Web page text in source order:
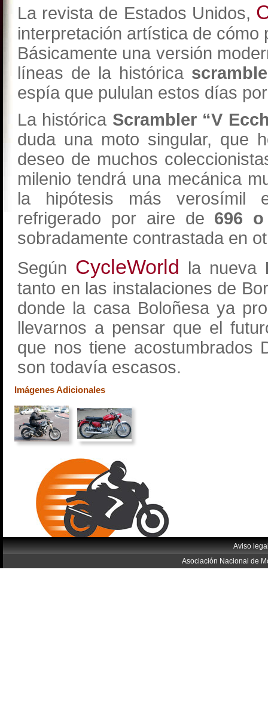
La revista de Estados Unidos,
interpretación artística de
Básicamente una versión
líneas de la histórica
espía que pululan estos días
La histórica Scrambler “V
duda una moto singular, que
deseo de muchos
milenio tendrá una mecánica
la hipótesis más verosímil
refrigerado por aire de 696
sobradamente contrastada en
Según CycleWorld la nueva
tanto en las instalaciones de
donde la casa Boloñesa ya
llevarnos a pensar que el
que nos tiene acostumbrados
son todavía escasos.
Imágenes Adicionales
Aviso
Asociación Nacional de